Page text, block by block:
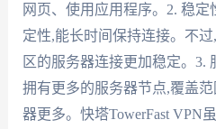
网页、使用应用程序。2. 稳
定性,能长时间保持连接。不
区的服务器连接更加稳定。3.
拥有更多的服务器节点,覆盖
器更多。快塔TowerFast VPN